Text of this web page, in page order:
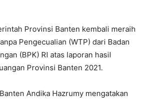
Provinsi Banten kembali meraih
Pengecualian (WTP) dari Badan
(BPK) RI atas laporan hasil
Provinsi Banten 2021.
Andika Hazrumy mengatakan